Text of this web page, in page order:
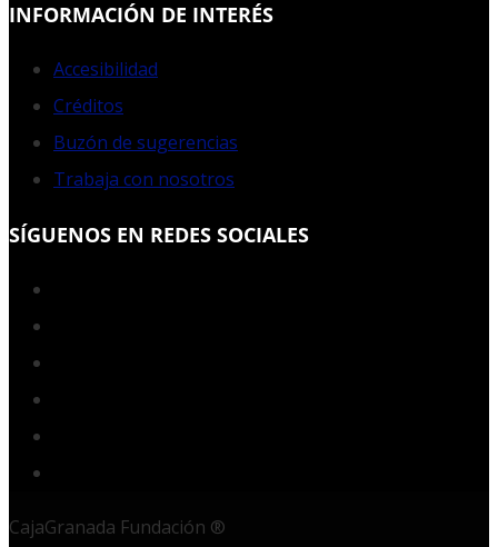
INFORMACIÓN DE INTERÉS
Accesibilidad
Créditos
Buzón de sugerencias
Trabaja con nosotros
SÍGUENOS EN REDES SOCIALES
CajaGranada Fundación ®